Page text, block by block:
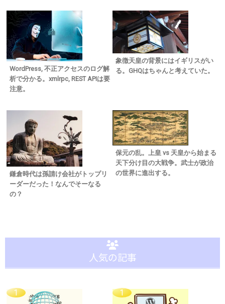
WordPress, 不正アクセスのログ解
析で分かる。xmlrpc, REST APIは要
注意。
象徴天皇の背景にはイギリスがい
る。GHQはちゃんと考えていた。
鎌倉時代は孫請け会社がトップリ
ーダーだった！なんでそーなる
の？
保元の乱。上皇 vs 天皇から始まる
天下分け目の大戦争。武士が政治
の世界に進出する。
人気の記事